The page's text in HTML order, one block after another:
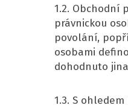
1.2. Obchodní
právnickou
povolání,
osobami
dohodnuto
1.3. S